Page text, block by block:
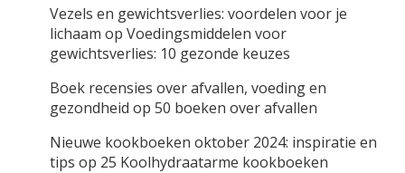
Vezels en gewichtsverlies: voordelen voor je
lichaam op Voedingsmiddelen voor
gewichtsverlies: 10 gezonde keuzes
Boek recensies over afvallen, voeding en
gezondheid op 50 boeken over afvallen
Nieuwe kookboeken oktober 2024: inspiratie en
tips op 25 Koolhydraatarme kookboeken